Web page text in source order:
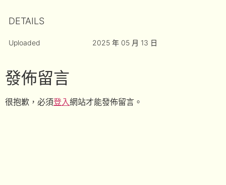
DETAILS
Uploaded 2025 年 05 月 13 日
發佈留言
很抱歉，必須登入網站才能發佈留言。